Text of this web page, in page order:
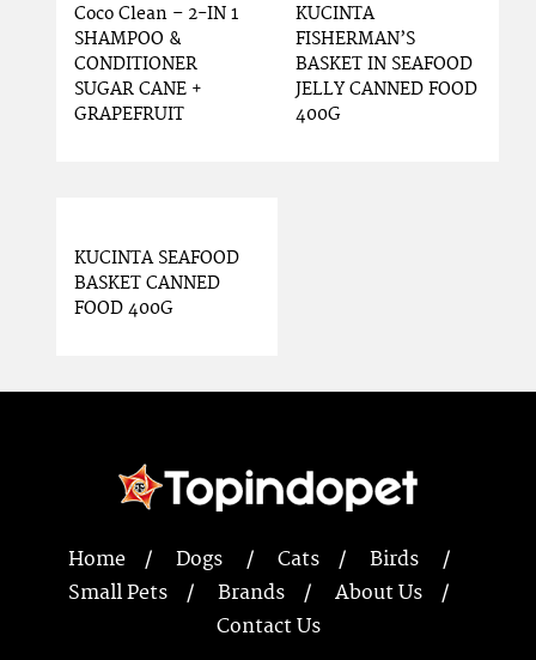
Coco Clean – 2-IN 1
SHAMPOO &
CONDITIONER
SUGAR CANE +
GRAPEFRUIT
KUCINTA
FISHERMAN’S
BASKET IN SEAFOOD
JELLY CANNED FOOD
400G
KUCINTA SEAFOOD
BASKET CANNED
FOOD 400G
Home Dogs Cats
Birds
Small Pets
Brands
About Us
Contact Us